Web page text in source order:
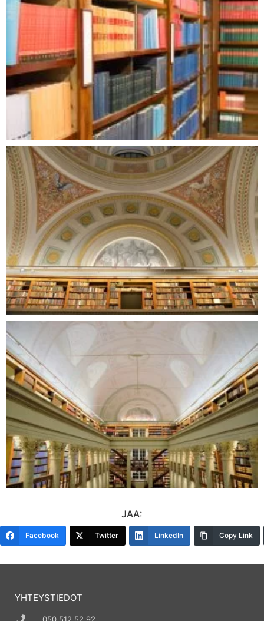
JAA:
Facebook Twitter LinkedIn Copy Link
YHTEYSTIEDOT